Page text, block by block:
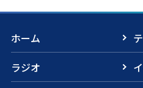
ホーム
ラジオ